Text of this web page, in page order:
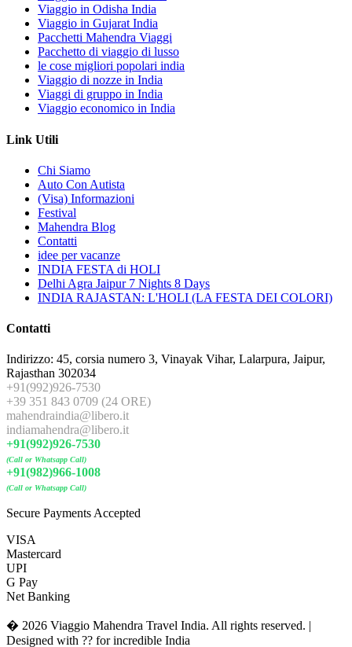
Viaggio in Odisha India
Viaggio in Gujarat India
Pacchetti Mahendra Viaggi
Pacchetto di viaggio di lusso
le cose migliori popolari india
Viaggio di nozze in India
Viaggi di gruppo in India
Viaggio economico in India
Link Utili
Chi Siamo
Auto Con Autista
(Visa) Informazioni
Festival
Mahendra Blog
Contatti
idee per vacanze
INDIA FESTA di HOLI
Delhi Agra Jaipur 7 Nights 8 Days
INDIA RAJASTAN: L'HOLI (LA FESTA DEI COLORI)
Contatti
Indirizzo: 45, corsia numero 3, Vinayak Vihar, Lalarpura, Jaipur,
Rajasthan 302034
+91(992)926-7530
+39 351 843 0709 (24 ORE)
mahendraindia@libero.it
indiamahendra@libero.it
+91(992)926-7530
(Call or Whatsapp Call)
+91(982)966-1008
(Call or Whatsapp Call)
Secure Payments Accepted
VISA
Mastercard
UPI
G Pay
Net Banking
� 2026 Viaggio Mahendra Travel India. All rights reserved. |
Designed with ?? for incredible India